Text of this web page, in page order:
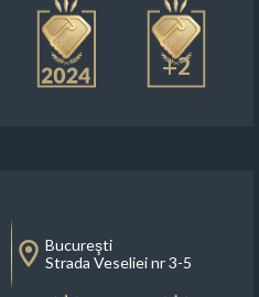
+2
Bucureşti
Strada Veseliei nr 3-5